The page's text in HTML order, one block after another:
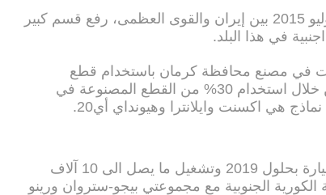
واتاح الاتفاق النووي الموقع في تموز/يوليو 2015 بين إيران والقوى العظمى، رفع قسم كبير
في هذا البلد.
في مصنع محافظة كرمان باستخدام قطع
مستوردة من كوريا الجنوبية. ولاحقا من خلال استخدام 30% من القطع المصنوعة في
هي اكسنت وايلانترا وهيونداي أي20.
وتريد هيونداي-كرمان انتاج 200 ألف سيارة بحلول 2019 وتشغيل ما يصل الى 10 آلاف
الجنوبية مع مجموعتي بيجو-ستروان ورينو